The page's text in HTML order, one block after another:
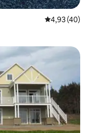
Gemiddelde
4,93 (40)